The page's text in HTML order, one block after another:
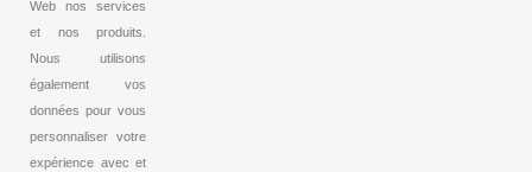
Web nos services
et nos produits.
Nous utilisons
également vos
données pour vous
personnaliser votre
expérience avec et